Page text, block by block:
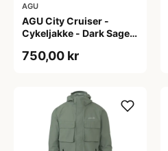
AGU
AGU City Cruiser -
Cykeljakke - Dark Sage -
750,00 kr